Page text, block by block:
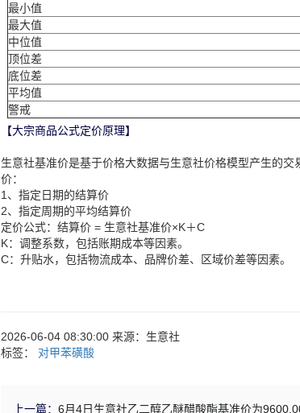
最小值
最大值
中位值
顶位差
底位差
平均值
警戒
【大宗商品公式定价原理】
生意社基准价是基于价格大数据与生意社价格模型产生的
价：
1、指定日期的结算价
2、指定周期的平均结算价
定价公式：结算价 = 生意社基准价×K＋C
K：调整系数，包括账期成本等因素。
C：升贴水，包括物流成本、品牌价差、区域价差等因素。
2026-06-04 08:30:00 来源：生意社
标签： 对甲苯磺酸
上一篇： 6月4日生意社乙二醇乙醚醋酸酯基准价为